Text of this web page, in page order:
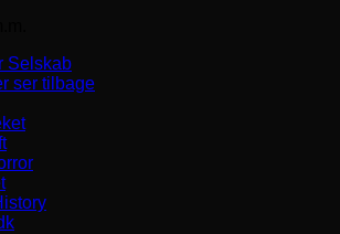
Selskab
ser tilbage